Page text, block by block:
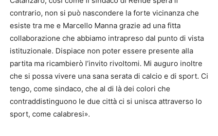
contrario, non si può nascondere la forte vicinanza che
esiste tra me e Marcello Manna grazie ad una fitta
collaborazione che abbiamo intrapreso dal punto di vista
istituzionale. Dispiace non poter essere presente alla
partita ma ricambierò l’invito rivoltomi. Mi auguro inoltre
che si possa vivere una sana serata di calcio e di sport. Ci
tengo, come sindaco, che al di là dei colori che
contraddistinguono le due città ci si unisca attraverso lo
sport, come calabresi».